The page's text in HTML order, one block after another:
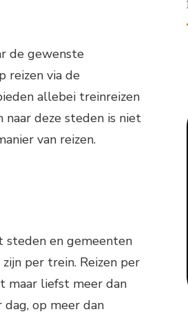
de gewenste
reizen via de
allebei treinreizen
deze steden is niet
van reizen.
steden en gemeenten
per trein. Reizen per
maar liefst meer dan
op meer dan